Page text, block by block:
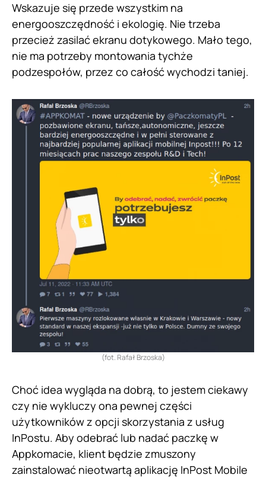
Wskazuje się przede wszystkim na
energooszczędność i ekologię. Nie trzeba
przecież zasilać ekranu dotykowego. Mało tego,
nie ma potrzeby montowania tychże
podzespołów, przez co całość wychodzi taniej.
(fot. Rafał Brzoska)
Choć idea wygląda na dobrą, to jestem ciekawy
czy nie wykluczy ona pewnej części
użytkowników z opcji skorzystania z usług
InPostu. Aby odebrać lub nadać paczkę w
Appkomacie, klient będzie zmuszony
zainstalować nieotwartą aplikację InPost Mobile